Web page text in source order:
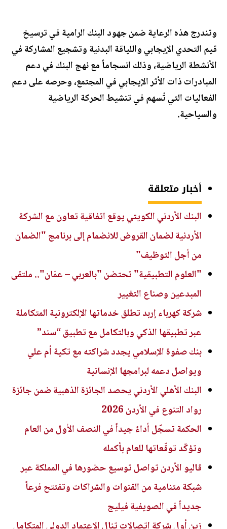
وتندرج هذه الرعاية ضمن جهود البنك الرامية في ترسيخ
قيم التحدي الإيجابي واللياقة البدنية وتشجيع المشاركة في
الأنشطة الرياضية، وذلك انسجاماً مع نهج البنك في دعم
المبادرات ذات الأثر الإيجابي في المجتمع، وحرصه على دعم
الفعاليات التي تُسهم في تنشيط الحركة الرياضية
والسياحية.
أخبار متعلقة
البنك الأردني الكويتي يوقع اتفاقية تعاون مع الشركة
الأردنية لضمان القروض للانضمام إلى برنامج "الضمان
من أجل التوظيف"
"العلوم التطبيقية" تحتضن "بالعربي – عمّان".. ملتقى
المبدعين وصناع التغيير
شركة كهرباء إربد تطلق خدماتها الإلكترونية المتكاملة
عبر تطبيقها الذكي وبالتكامل مع تطبيق “سند”
بنك صفوة الإسلامي يجدد شراكته مع تكية أم علي
ويواصل دعمه لبرامجها الإنسانية
البنك الأهلي الأردني يحصد الجائزة الذهبية ضمن جائزة
رواد التنوع في الأردن 2026
الحكمة تسجّل أداءً جيداً في النصف الأول من العام
وتؤكّد توقّعاتها للعام بأكمله
ڤاليو الأردن تواصل توسيع حضورها في المملكة عبر
شبكة متنامية من القنوات والشراكات وتفتتح فرعاً
جديداً في الصويفية فيليج